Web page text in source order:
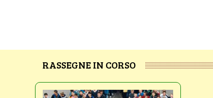
RASSEGNE IN CORSO